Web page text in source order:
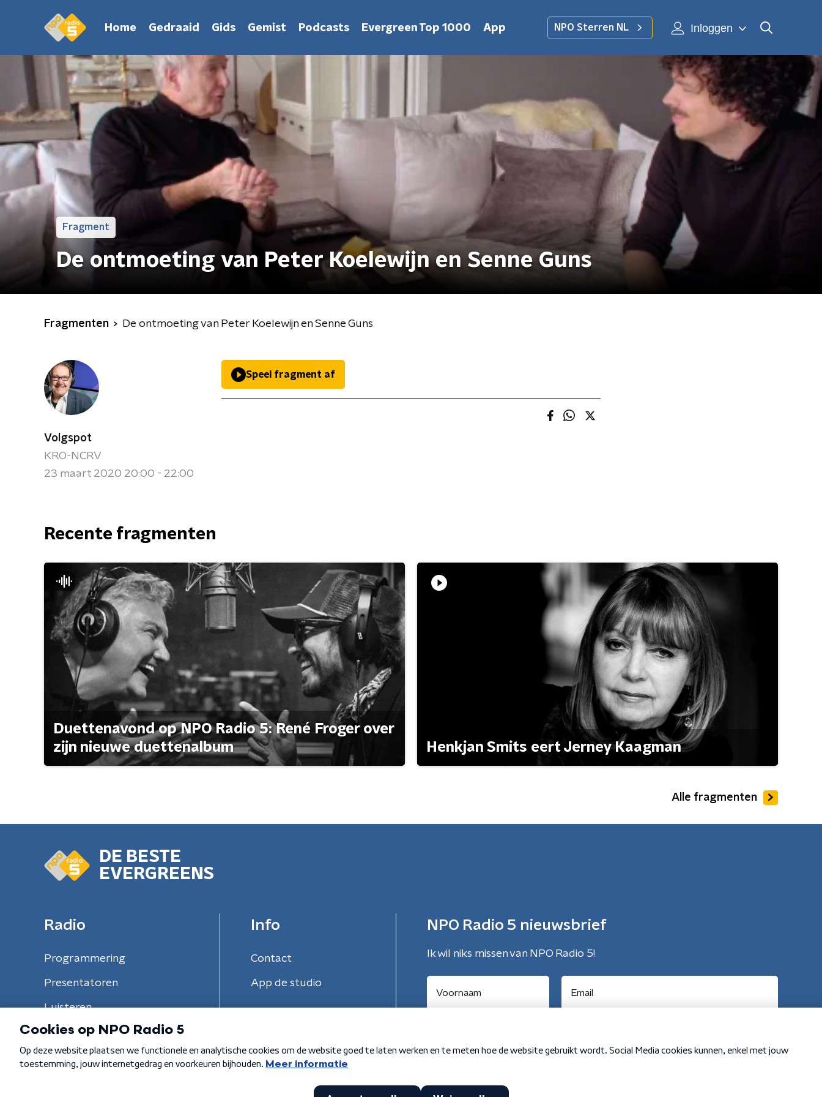
Home Gedraaid Gids Gemist Podcasts Evergreen Top 1000 App NPO Sterren NL Inloggen
Fragment
De ontmoeting van Peter Koelewijn en Senne Guns
Fragmenten De ontmoeting van Peter Koelewijn en Senne Guns
Volgspot
KRO-NCRV
23 maart 2020 20:00 - 22:00
Speel fragment af
Recente fragmenten
Duettenavond op NPO Radio 5: René Froger over
zijn nieuwe duettenalbum
Henkjan Smits eert Jerney Kaagman
Alle fragmenten
DE BESTE
EVERGREENS
Radio
Programmering
Presentatoren
Luisteren
Info
Contact
App de studio
NPO Radio 5 nieuwsbrief
Ik wil niks missen van NPO Radio 5!
Algemene voorwaarden Privacybeleid